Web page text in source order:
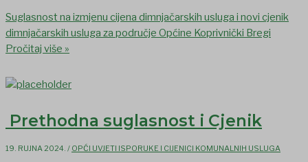
Suglasnost na izmjenu cijena dimnjačarskih usluga i novi cjenik
dimnjačarskih usluga za područje Općine Koprivnički Bregi
Pročitaj više »
Prethodna suglasnost i Cjenik
19. RUJNA 2024. / OPĆI UVJETI ISPORUKE I CIJENICI KOMUNALNIH USLUGA